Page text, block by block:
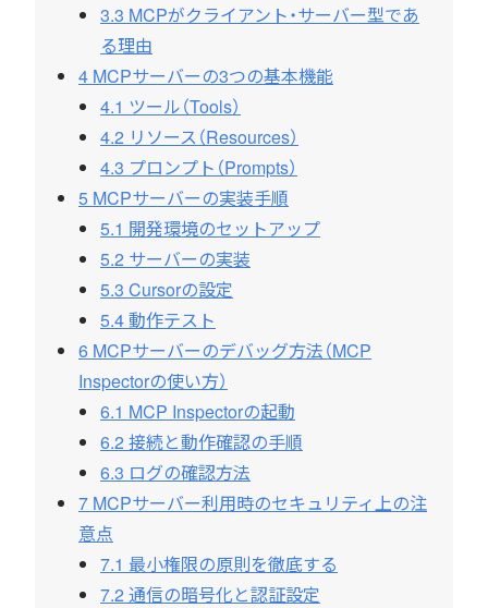
3.3 MCPがクライアント・サーバー型であ
る理由
4 MCPサーバーの3つの基本機能
4.1 ツール（Tools）
4.2 リソース（Resources）
4.3 プロンプト（Prompts）
5 MCPサーバーの実装手順
5.1 開発環境のセットアップ
5.2 サーバーの実装
5.3 Cursorの設定
5.4動作テスト
6 MCPサーバーのデバッグ方法（MCP
Inspectorの使い方）
6.1 MCP Inspectorの起動
6.2 接続と動作確認の手順
6.3 ログの確認方法
7 MCPサーバー利用時のセキュリティ上の注
意点
7.1 最小権限の原則を徹底する
7.2 通信の暗号化と認証設定